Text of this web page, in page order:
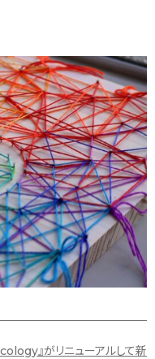
』がリニューアルして新